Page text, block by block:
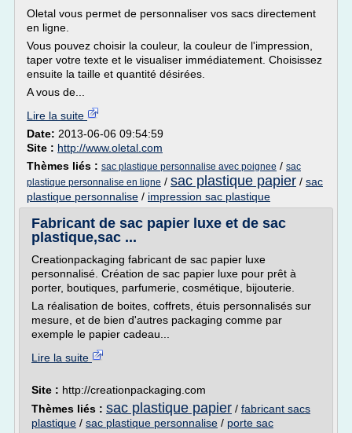
Oletal vous permet de personnaliser vos sacs directement
en ligne.
Vous pouvez choisir la couleur, la couleur de l'impression,
taper votre texte et le visualiser immédiatement. Choisissez
ensuite la taille et quantité désirées.
A vous de...
Lire la suite
Date: 2013-06-06 09:54:59
Site : http://www.oletal.com
Thèmes liés : sac plastique personnalise avec poignee / sac
plastique personnalise en ligne / sac plastique papier / sac
plastique personnalise / impression sac plastique
Fabricant de sac papier luxe et de sac
plastique,sac ...
Creationpackaging fabricant de sac papier luxe
personnalisé. Création de sac papier luxe pour prêt à
porter, boutiques, parfumerie, cosmétique, bijouterie.
La réalisation de boites, coffrets, étuis personnalisés sur
mesure, et de bien d'autres packaging comme par
exemple le papier cadeau...
Lire la suite
Site : http://creationpackaging.com
Thèmes liés : sac plastique papier / fabricant sacs
plastique / sac plastique personnalise / porte sac